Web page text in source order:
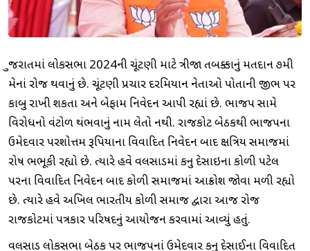
ગુજરાતમાં લોકસભા 2024ની ચૂંટણી માટે ત્રીજા તબક્કાનું મતદાન ૭મી
મેનાં રોજ થવાનું છે. ચૂંટણી પ્રચાર દરમિયાન નેતાઓ પોતાની જીભ પર
કાબુ રાખી શકતા અને બેફામ નિવેદન આપી રહ્યાં છે. ભાજપ સામે
વિરોધનો વંટોળ થંભવાનું નામ લેતો નથી. રાજકોટ બેઠકથી ભાજપના
ઉમેદવાર પરશોત્તમ રૂપિયાના વિવાદિત નિવેદન બાદ ક્ષત્રિય સમાજમાં
રોષ ભભૂકી રહ્યો છે. ત્યારે હવે વલસાડમાં કનુ દેસાઇના કોળી પટેલ
પરના વિવાદિત નિવેદન બાદ કોળી સમાજમાં આક્રોશ જોવા મળી રહ્યો
છે. ત્યારે હવે અખિલ ભારતીય કોળી સમાજ દ્વારા આજ રોજ
રાજકોટમાં પત્રકાર પરિષદનું આયોજન કરવામાં આવ્યું હતું.
વલસાડ લોકસભા બેઠક પર ભાજપનાં ઉમેદવાર કનુ દેસાઈના વિવાદિત